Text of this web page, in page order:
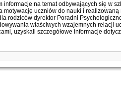
informacje na temat odbywających się w
motywację uczniów do nauki i
rodziców dyrektor Poradni
właściwych wzajemnych relacji
uzyskali szczegółowe informacje